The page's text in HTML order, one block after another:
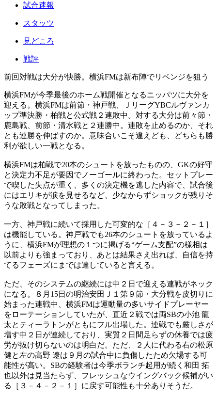
試合速報
スタッツ
見どころ
戦評
前回対戦は大分が快勝。横浜FMは新布陣でリベンジを狙う
横浜FMが今季最後のホーム戦開催となるニッパツに大分を
迎える。横浜FMは前節・神戸戦、ＪリーグYBCルヴァンカ
ップ準決勝・柏戦と公式戦２連敗中。対する大分は前々節・
鹿島戦、前節・清水戦と２連勝中。連敗を止めるのか、それ
とも連勝を伸ばすのか。意味合いこそ違えども、どちらも勝
利が欲しい一戦となる。
横浜FMは柏戦で20本のシュートを放ったものの、GKの好守
と決定力不足が要因でノーゴールに終わった。セットプレー
で喫した失点が重く、多くの決定機を逃した内容で、試合後
にはエリキが涙を見せるなど、少なからずショックが残りそ
うな敗戦となってしまった。
一方、神戸戦に続いて採用した可変的な［４－３－２－１］
は機能している。神戸戦でも26本のシュートを放っているよ
うに、横浜FMが理想の１つに掲げる“ゲーム支配”の様相は
以前よりも強まっており、あとは結果さえ出れば、自信を持
てるフェーズにまでは達していると言える。
ただ、そのシステムの継続には中２日で迎える連戦がネック
になる。８月15日の明治安田Ｊ１第９節・大分戦を皮切りに
始まった連戦中、横浜FMは運動量の多いサイドプレーヤー
をローテーションしていたが、直近２戦では両SBの小池 龍
太とティーラトンがともにフル出場した。連戦でも厳しさが
増す中２日が連続しており、実質２日間足らずの休養では疲
労が抜け切らないのは明白だ。ただ、２人に代わる右の松原
健と左の高野 遼は９月の試合中に負傷したため欠場する可
能性が高い。SBの経験者は今季ボランチ起用が続く和田 拓
也以外は見当たらず、フレッシュなウイングバック候補がい
る［３－４－２－１］に戻す可能性も十分ありそうだ。